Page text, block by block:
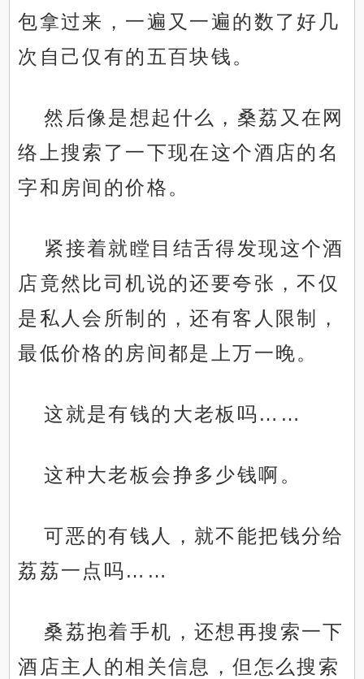
包拿过来，一遍又一遍的数了好几
次自己仅有的五百块钱。
然后像是想起什么，桑荔又在网
络上搜索了一下现在这个酒店的名
字和房间的价格。
紧接着就瞠目结舌得发现这个酒
店竟然比司机说的还要夸张，不仅
是私人会所制的，还有客人限制，
最低价格的房间都是上万一晚。
这就是有钱的大老板吗……
这种大老板会挣多少钱啊。
可恶的有钱人，就不能把钱分给
荔荔一点吗……
桑荔抱着手机，还想再搜索一下
酒店主人的相关信息，但怎么搜索